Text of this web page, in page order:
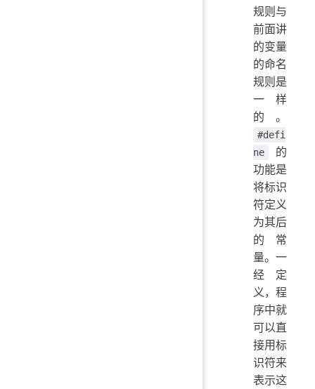
规则与
前面讲
的变量
的命名
规则是
一样
的。
#defi
ne
的
功能是
将标识
符定义
为其后
的常
量。一
经定
义，程
序中就
可以直
接用标
识符来
表示这